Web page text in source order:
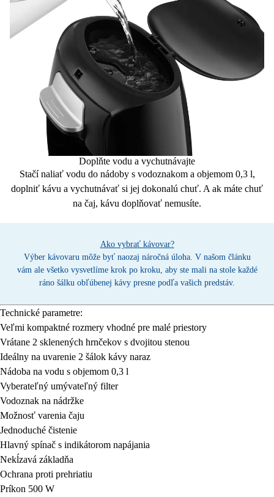
Doplňte vodu a vychutnávajte
Stačí naliať vodu do nádoby s vodoznakom a objemom 0,3 l,
doplniť kávu a vychutnávať si jej dokonalú chuť. A ak máte chuť
na čaj, kávu doplňovať nemusíte.
Ako vybrať kávovar?
Výber kávovaru môže byť naozaj náročná úloha. V našom článku
vám ale všetko vysvetlíme krok po kroku, aby ste mali na stole každé
ráno šálku obľúbenej kávy presne podľa vašich predstáv.
Technické parametre:
Veľmi kompaktné rozmery vhodné pre malé priestory
Vrátane 2 sklenených hrnčekov s dvojitou stenou
Ideálny na uvarenie 2 šálok kávy naraz
Nádoba na vodu s objemom 0,3 l
Vyberateľný umývateľný filter
Vodoznak na nádržke
Možnosť varenia čaju
Jednoduché čistenie
Hlavný spínač s indikátorom napájania
Nekĺzavá základňa
Ochrana proti prehriatiu
Príkon 500 W